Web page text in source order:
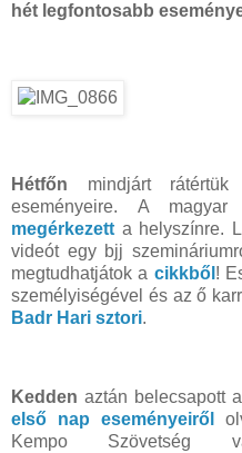
hét legfontosabb
Hétfőn mindjárt rátértük
eseményeire. A
megérkezett a helyszínre.
videót egy bjj
megtudhatjátok a cikkből !
személyiségével és az ő
Badr Hari sztori.
Kedden aztán belecsapott
első nap eseményeiről
Kempo Szövetség